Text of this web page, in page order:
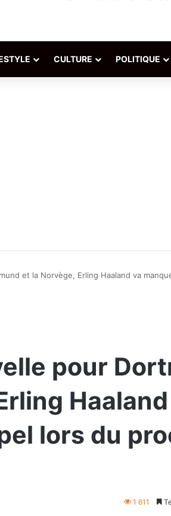
CULTURE POLITIQUE
et la Norvège, Erling Haaland va
pour
lors du
1 611